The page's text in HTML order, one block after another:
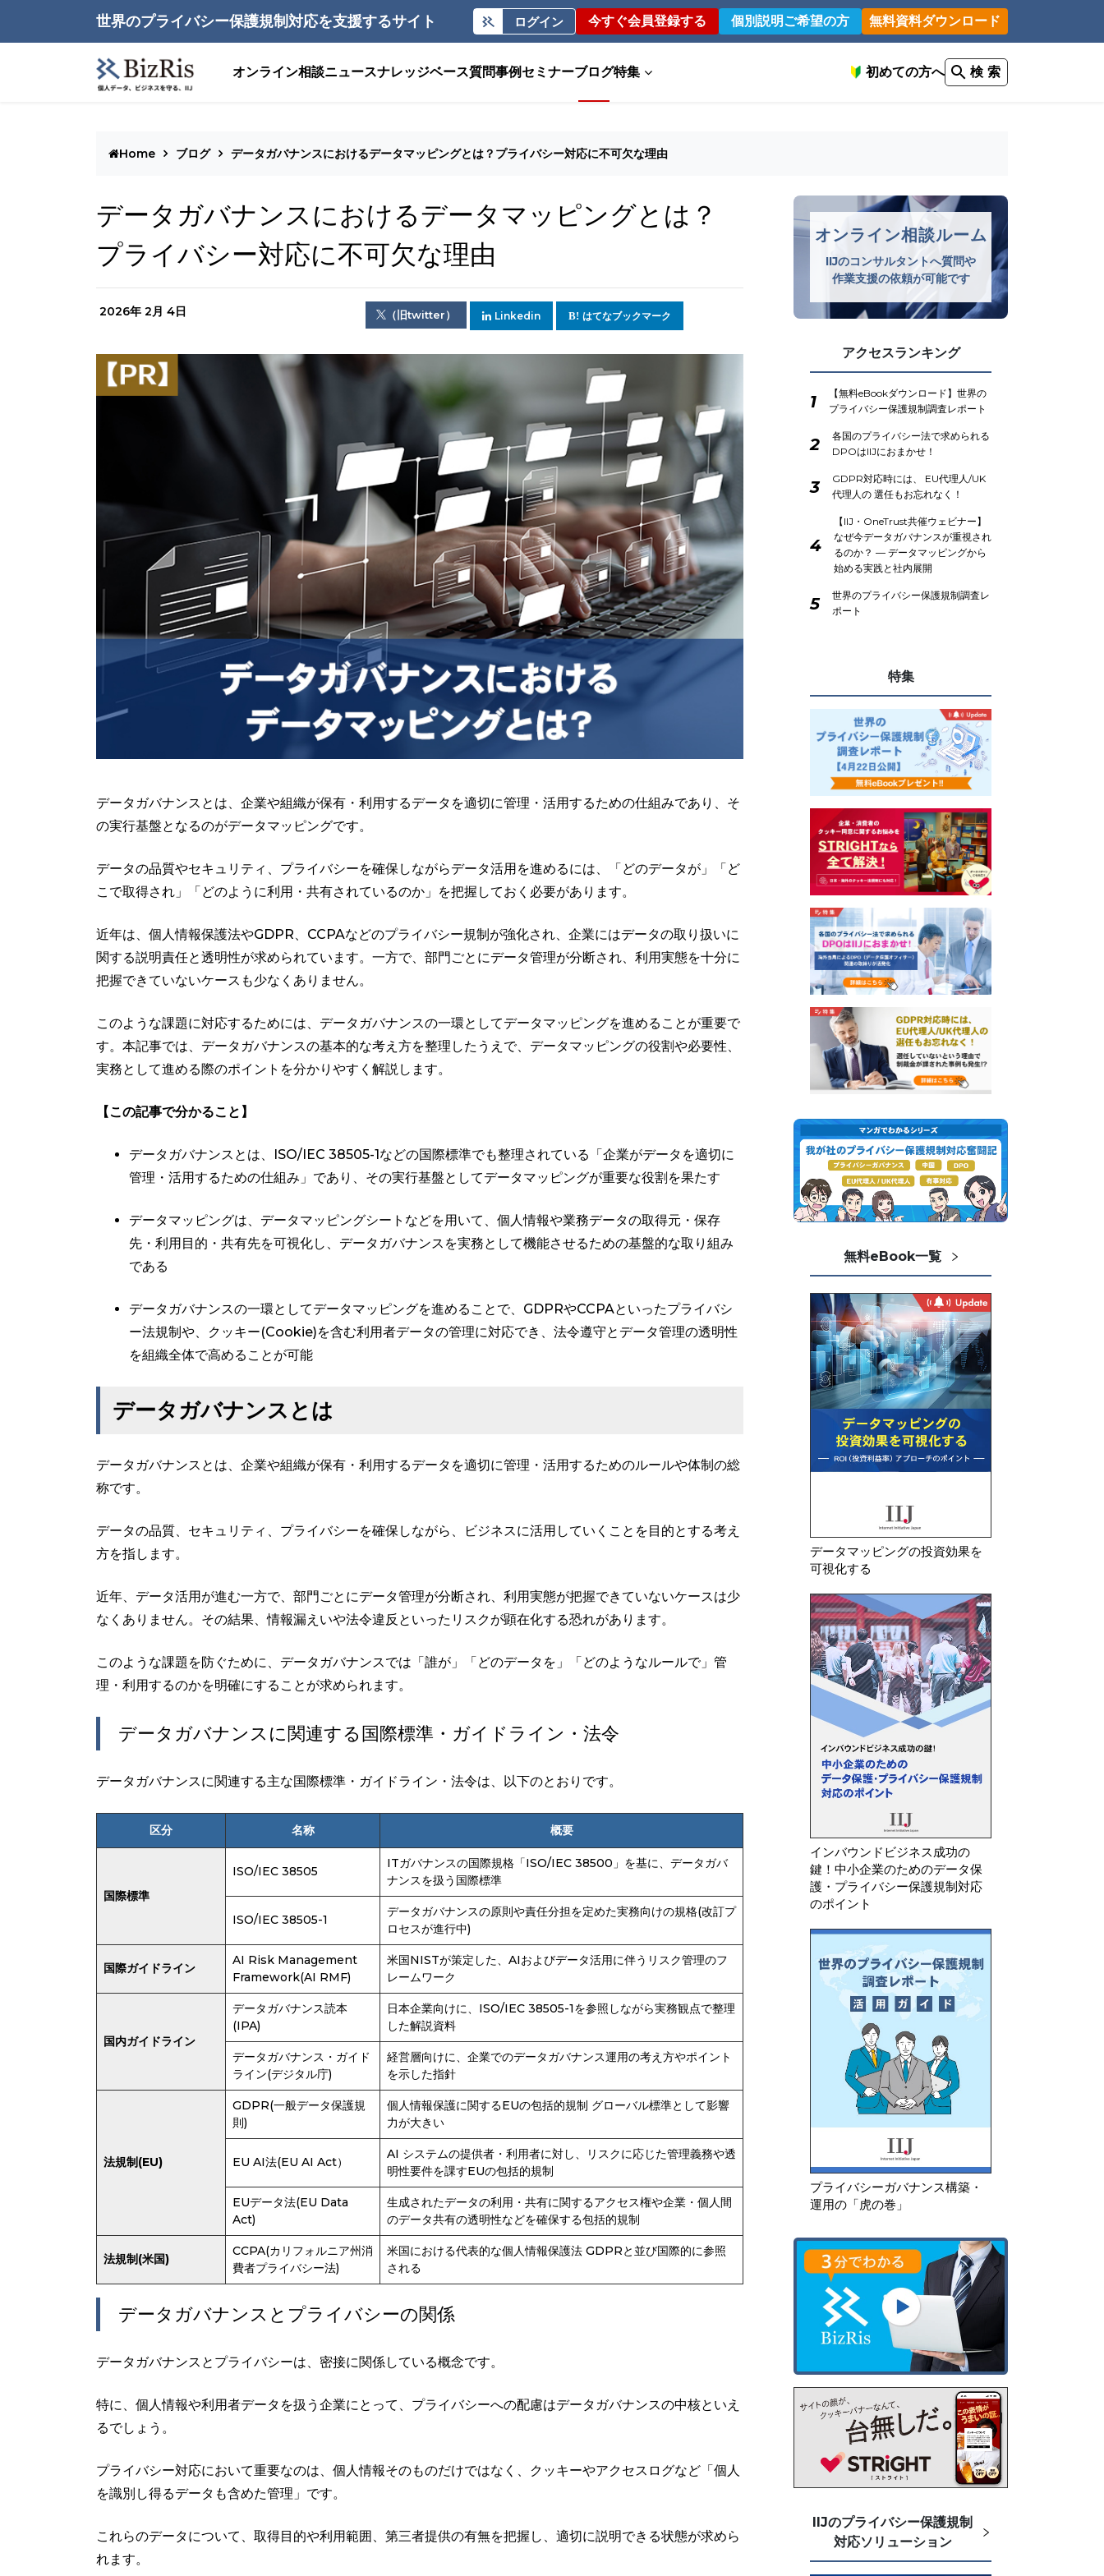
世界のプライバシー保護規制対応を支援するサイト ログイン 今すぐ会員登録する 個別説明ご希望の方 無料資料ダウンロード
オンライン相談ニュースナレッジベース質問事例 セミナーブログ特集 初めての方へ 検 索
Home ブログ データガバナンスにおけるデータマッピングとは？プライバシー対応に不可欠な理由
データガバナンスにおけるデータマッピングとは？
プライバシー対応に不可欠な理由
2026年 2月 4日 （旧twitter） Linkedin はてなブックマーク
データガバナンスとは、企業や組織が保有・利用するデータを適切に管理・活用するための仕組みであり、そ
の実行基盤となるのがデータマッピングです。
データの品質やセキュリティ、プライバシーを確保しながらデータ活用を進めるには、「どのデータが」「ど
こで取得され」「どのように利用・共有されているのか」を把握しておく必要があります。
近年は、個人情報保護法やGDPR、CCPAなどのプライバシー規制が強化され、企業にはデータの取り扱いに
関する説明責任と透明性が求められています。一方で、部門ごとにデータ管理が分断され、利用実態を十分に
把握できていないケースも少なくありません。
このような課題に対応するためには、データガバナンスの一環としてデータマッピングを進めることが重要で
す。本記事では、データガバナンスの基本的な考え方を整理したうえで、データマッピングの役割や必要性、
実務として進める際のポイントを分かりやすく解説します。
【この記事で分かること】
データガバナンスとは、ISO/IEC 38505-1などの国際標準でも整理されている「企業がデータを適切に
管理・活用するための仕組み」であり、その実行基盤としてデータマッピングが重要な役割を果たす
データマッピングは、データマッピングシートなどを用いて、個人情報や業務データの取得元・保存
先・利用目的・共有先を可視化し、データガバナンスを実務として機能させるための基盤的な取り組み
である
データガバナンスの一環としてデータマッピングを進めることで、GDPRやCCPAといったプライバシ
ー法規制や、クッキー(Cookie)を含む利用者データの管理に対応でき、法令遵守とデータ管理の透明性
を組織全体で高めることが可能
データガバナンスとは
データガバナンスとは、企業や組織が保有・利用するデータを適切に管理・活用するためのルールや体制の総
称です。
データの品質、セキュリティ、プライバシーを確保しながら、ビジネスに活用していくことを目的とする考え
方を指します。
近年、データ活用が進む一方で、部門ごとにデータ管理が分断され、利用実態が把握できていないケースは少
なくありません。その結果、情報漏えいや法令違反といったリスクが顕在化する恐れがあります。
このような課題を防ぐために、データガバナンスでは「誰が」「どのデータを」「どのようなルールで」管
理・利用するのかを明確にすることが求められます。
データガバナンスに関連する国際標準・ガイドライン・法令
データガバナンスに関連する主な国際標準・ガイドライン・法令は、以下のとおりです。
区分 名称 概要
国際標準
ISO/IEC 38505
ITガバナンスの国際規格「ISO/IEC 38500」を基に、データガバ
ナンスを扱う国際標準
ISO/IEC 38505-1
データガバナンスの原則や責任分担を定めた実務向けの規格(改訂プ
ロセスが進行中)
国際ガイドライン
AI Risk Management
Framework(AI RMF)
米国NISTが策定した、AIおよびデータ活用に伴うリスク管理のフ
レームワーク
国内ガイドライン
データガバナンス読本
(IPA)
日本企業向けに、ISO/IEC 38505-1を参照しながら実務観点で整理
した解説資料
データガバナンス・ガイド
ライン(デジタル庁)
経営層向けに、企業でのデータガバナンス運用の考え方やポイント
を示した指針
法規制(EU)
GDPR(一般データ保護規
則)
個人情報保護に関するEUの包括的規制 グローバル標準として影響
力が大きい
EU AI法(EU AI Act）
AI システムの提供者・利用者に対し、リスクに応じた管理義務や透
明性要件を課すEUの包括的規制
EUデータ法(EU Data
Act)
生成されたデータの利用・共有に関するアクセス権や企業・個人間
のデータ共有の透明性などを確保する包括的規制
法規制(米国)
CCPA(カリフォルニア州消
費者プライバシー法)
米国における代表的な個人情報保護法 GDPRと並び国際的に参照
される
データガバナンスとプライバシーの関係
データガバナンスとプライバシーは、密接に関係している概念です。
特に、個人情報や利用者データを扱う企業にとって、プライバシーへの配慮はデータガバナンスの中核といえ
るでしょう。
プライバシー対応において重要なのは、個人情報そのものだけではなく、クッキーやアクセスログなど「個人
を識別し得るデータも含めた管理」です。
これらのデータについて、取得目的や利用範囲、第三者提供の有無を把握し、適切に説明できる状態が求めら
れます。
オンライン相談ルーム
IIJのコンサルタントへ質問や
作業支援の依頼が可能です
アクセスランキング
1
【無料eBookダウンロード】世界の
プライバシー保護規制調査レポート
2
各国のプライバシー法で求められる
DPOはIIJにおまかせ！
3
GDPR対応時には、 EU代理人/UK
代理人の 選任もお忘れなく！
4
【IIJ・OneTrust共催ウェビナー】
なぜ今データガバナンスが重視され
るのか？ ― データマッピングから
始める実践と社内展開
5
世界のプライバシー保護規制調査レ
ポート
特集
無料eBook一覧
データマッピングの投資効果を
可視化する
インバウンドビジネス成功の
鍵！中小企業のためのデータ保
護・プライバシー保護規制対応
のポイント
プライバシーガバナンス構築・
運用の「虎の巻」
IIJのプライバシー保護規制
対応ソリューション